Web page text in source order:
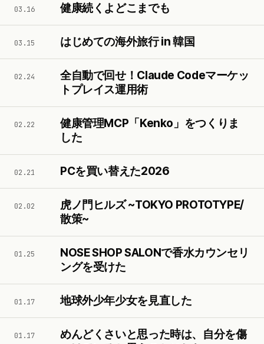
03.16 健康続くよどこまでも
03.15 はじめての海外旅行 in 韓国
02.24
全自動で回せ！Claude Codeマーケッ
トプレイス運用術
02.22
健康管理MCP「Kenko」をつくりま
した
02.21 PCを買い替えた2026
02.02
虎ノ門ヒルズ ~TOKYO PROTOTYPE/
散策~
01.25
NOSE SHOP SALONで香水カウンセリ
ングを受けた
01.17 地球外少年少女を見直した
01.17
めんどくさいと思った時は、自分を傷